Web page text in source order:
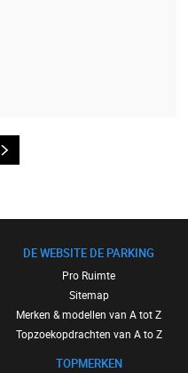
DE WEBSITE DE PARKING
Pro Ruimte
Sitemap
Merken & modellen van A tot Z
Topzoekopdrachten van A to Z
TOPMERKEN